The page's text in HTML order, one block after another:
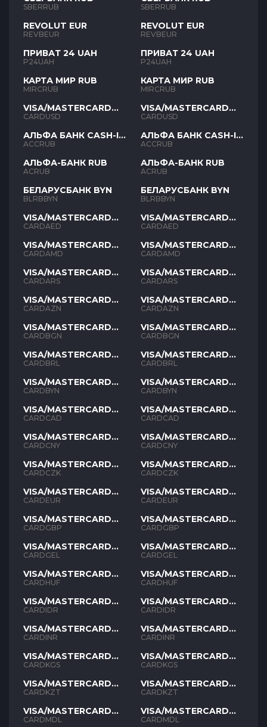
SBERRUB
REVOLUT EUR
REVBEUR
ПРИВАТ 24 UAH
P24UAH
КАРТА МИР RUB
MIRCRUB
VISA/MASTERCARD
USD
CARDUSD
АЛЬФА БАНК CASH-IN
RUB
ACCRUB
АЛЬФА-БАНК RUB
ACRUB
БЕЛАРУСБАНК BYN
BLRBBYN
VISA/MASTERCARD
AED
CARDAED
VISA/MASTERCARD
AMD
CARDAMD
VISA/MASTERCARD
ARS
CARDARS
VISA/MASTERCARD
AZN
CARDAZN
VISA/MASTERCARD
BGN
CARDBGN
VISA/MASTERCARD
BRL
CARDBRL
VISA/MASTERCARD
BYN
CARDBYN
VISA/MASTERCARD
CAD
CARDCAD
VISA/MASTERCARD
CNY
CARDCNY
VISA/MASTERCARD
CZK
CARDCZK
VISA/MASTERCARD
EUR
CARDEUR
VISA/MASTERCARD
GBP
CARDGBP
VISA/MASTERCARD
GEL
CARDGEL
VISA/MASTERCARD
HUF
CARDHUF
VISA/MASTERCARD
IDR
CARDIDR
VISA/MASTERCARD
INR
CARDINR
VISA/MASTERCARD
KGS
CARDKGS
VISA/MASTERCARD
KZT
CARDKZT
VISA/MASTERCARD
MDL
CARDMDL
SBERRUB
REVOLUT EUR
REVBEUR
ПРИВАТ 24 UAH
P24UAH
КАРТА МИР RUB
MIRCRUB
VISA/MASTERCARD
USD
CARDUSD
АЛЬФА БАНК CASH-IN
RUB
ACCRUB
АЛЬФА-БАНК RUB
ACRUB
БЕЛАРУСБАНК BYN
BLRBBYN
VISA/MASTERCARD
AED
CARDAED
VISA/MASTERCARD
AMD
CARDAMD
VISA/MASTERCARD
ARS
CARDARS
VISA/MASTERCARD
AZN
CARDAZN
VISA/MASTERCARD
BGN
CARDBGN
VISA/MASTERCARD
BRL
CARDBRL
VISA/MASTERCARD
BYN
CARDBYN
VISA/MASTERCARD
CAD
CARDCAD
VISA/MASTERCARD
CNY
CARDCNY
VISA/MASTERCARD
CZK
CARDCZK
VISA/MASTERCARD
EUR
CARDEUR
VISA/MASTERCARD
GBP
CARDGBP
VISA/MASTERCARD
GEL
CARDGEL
VISA/MASTERCARD
HUF
CARDHUF
VISA/MASTERCARD
IDR
CARDIDR
VISA/MASTERCARD
INR
CARDINR
VISA/MASTERCARD
KGS
CARDKGS
VISA/MASTERCARD
KZT
CARDKZT
VISA/MASTERCARD
MDL
CARDMDL